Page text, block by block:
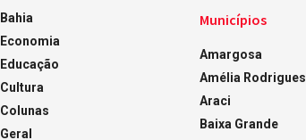
Bahia
Economia
Educação
Cultura
Colunas
Geral
Municípios
Amargosa
Amélia Rodrigues
Araci
Baixa Grande